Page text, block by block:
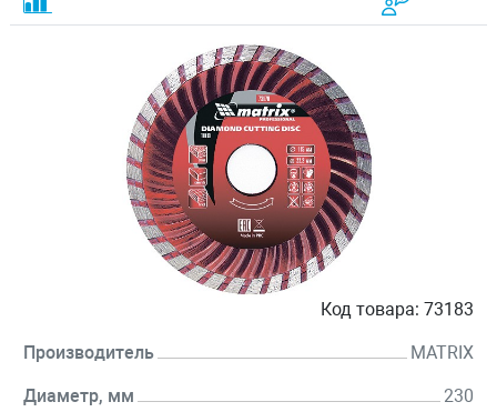
Код товара: 73183
Производитель MATRIX
Диаметр, мм 230